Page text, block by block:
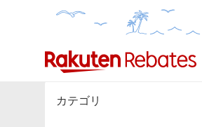
カテゴリー一覧
カテゴリ